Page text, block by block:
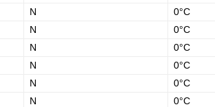
N
0°C
N
0°C
N
0°C
N
0°C
N
0°C
N
0°C